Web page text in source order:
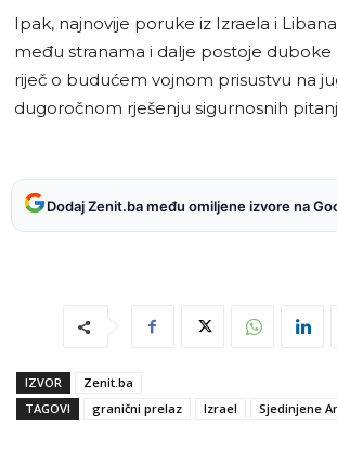
Ipak, najnovije poruke iz Izraela i
među stranama i dalje postoje duboke
riječ o budućem vojnom prisustvu na
dugoročnom rješenju sigurnosnih
Dodaj Zenit.ba među omiljene izvore na
IZVOR
Zenit.ba
TAGOVI
granični prelaz Izrael Sjedinjene